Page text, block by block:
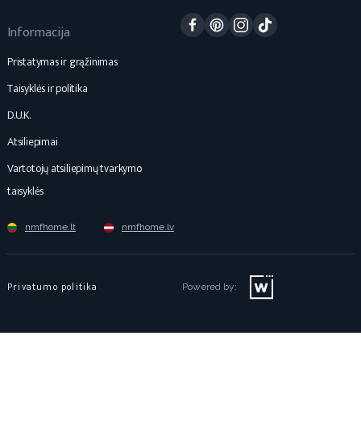
Informacija
Pristatymas ir grąžinimas
Taisyklės ir politika
D.U.K.
Atsiliepimai
Vartotojų atsiliepimų tvarkymo
taisyklės
FacebookPinterestInstagram
nmfhome.lt nmfhome.lv
Privatumo politika Powered by: